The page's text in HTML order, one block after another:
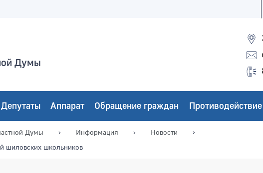
Думы
Депутаты Аппарат Обращение граждан
Думы Информация
Новости
шиловских школьников